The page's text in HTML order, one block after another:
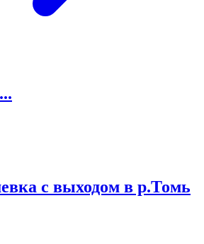
с выходом в р.Томь